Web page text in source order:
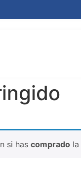
si has comprado la